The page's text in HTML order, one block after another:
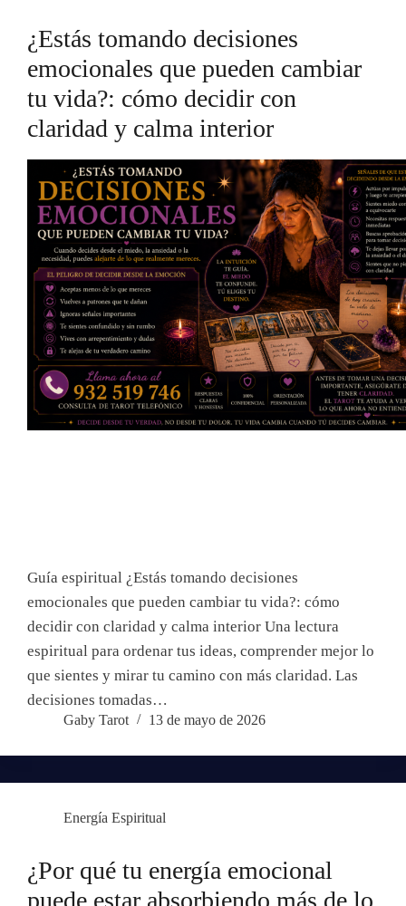
¿Estás tomando decisiones
emocionales que pueden cambiar
tu vida?: cómo decidir con
claridad y calma interior
Guía espiritual ¿Estás tomando decisiones
emocionales que pueden cambiar tu vida?: cómo
decidir con claridad y calma interior Una lectura
espiritual para ordenar tus ideas, comprender mejor lo
que sientes y mirar tu camino con más claridad. Las
decisiones tomadas…
Gaby Tarot 13 de mayo de 2026
Energía Espiritual
¿Por qué tu energía emocional